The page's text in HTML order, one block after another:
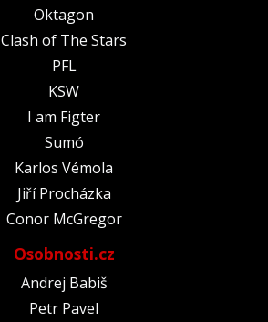
Oktagon
Clash of The Stars
PFL
KSW
I am Figter
Sumó
Karlos Vémola
Jiří Procházka
Conor McGregor
Osobnosti.cz
Andrej Babiš
Petr Pavel